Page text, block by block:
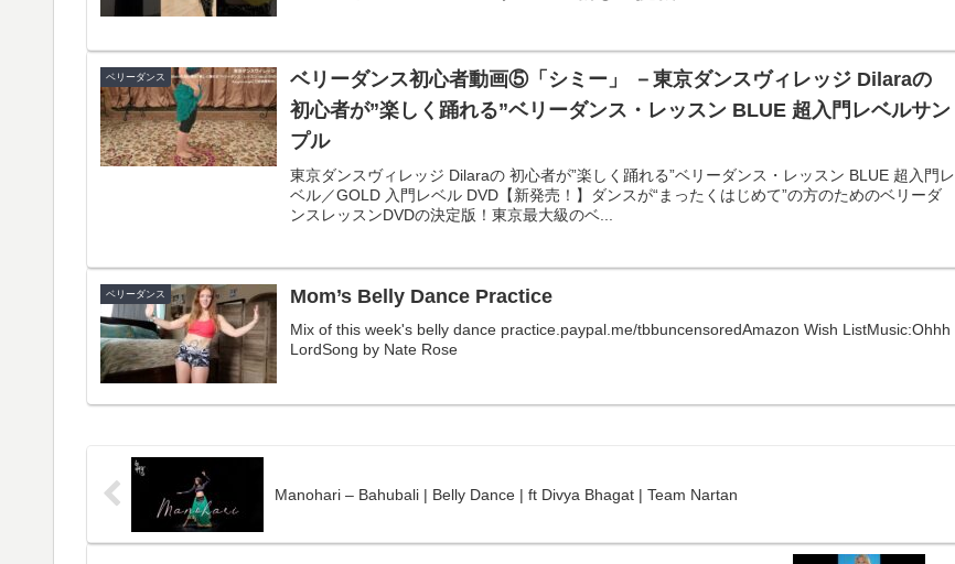
ベリーダンス
ベリーダンス初心者動画⑤「シミー」 －東京ダンスヴィレッジ Dilaraの
初心者が”楽しく踊れる”ベリーダンス・レッスン BLUE 超入門レベルサン
プル
東京ダンスヴィレッジ Dilaraの 初心者が”楽しく踊れる”ベリーダンス・レッスン BLUE 超入門レ
ベル／GOLD 入門レベル DVD【新発売！】ダンスが“まったくはじめて”の方のためのベリーダ
ンスレッスンDVDの決定版！東京最大級のベ...
ベリーダンス Mom’s Belly Dance Practice
Mix of this week's belly dance practice.paypal.me/tbbuncensoredAmazon Wish ListMusic:Ohhh
LordSong by Nate Rose
Manohari – Bahubali | Belly Dance | ft Divya Bhagat | Team Nartan